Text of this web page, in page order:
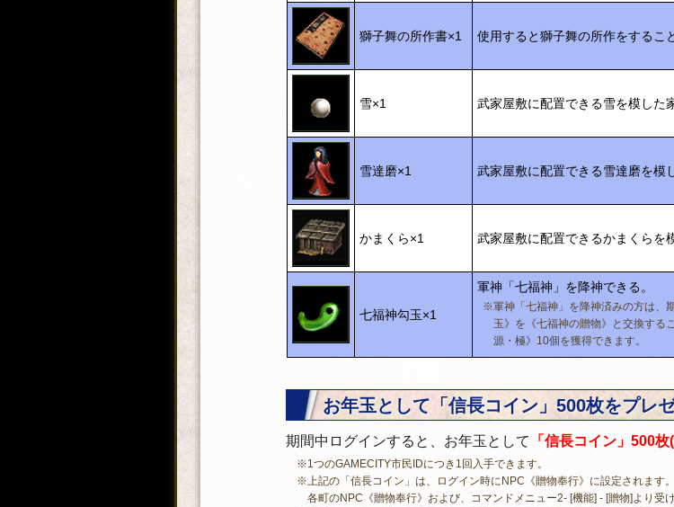
獅子舞の所作書×1 使用すると獅子舞の所作をするこ
雪×1 武家屋敷に配置できる雪を模した
雪達磨×1 武家屋敷に配置できる雪達磨を模
かまくら×1 武家屋敷に配置できるかまくらを
七福神勾玉×1
軍神「七福神」を降神できる。
※軍神「七福神」を降神済みの方は、
玉》を《七福神の贈物》と交換する
源・極》10個を獲得できます。
お年玉として「信長コイン」500枚をプレ
期間中ログインすると、お年玉として 「信長コイン」500
※1つのGAMECITY市民IDにつき1回入手できます。
※上記の「信長コイン」は、ログイン時にNPC《贈物奉行》に設定されます。
各町のNPC《贈物奉行》および、コマンドメニュー2- [機能] - [贈物]より受け